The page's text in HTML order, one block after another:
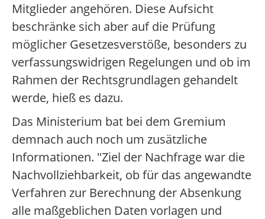
Mitglieder angehören. Diese Aufsicht
beschränke sich aber auf die Prüfung
möglicher Gesetzesverstöße, besonders zu
verfassungswidrigen Regelungen und ob im
Rahmen der Rechtsgrundlagen gehandelt
werde, hieß es dazu.
Das Ministerium bat bei dem Gremium
demnach auch noch um zusätzliche
Informationen. "Ziel der Nachfrage war die
Nachvollziehbarkeit, ob für das angewandte
Verfahren zur Berechnung der Absenkung
alle maßgeblichen Daten vorlagen und